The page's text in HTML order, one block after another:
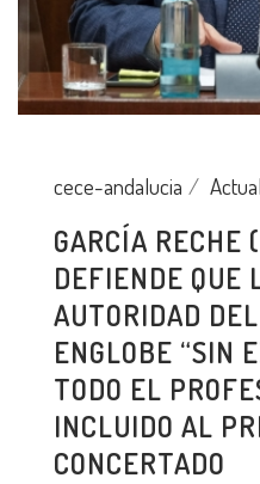
cece-andalucia
GARCÍA RECHE
DEFIENDE QUE
AUTORIDAD
ENGLOBE “SIN
TODO EL
INCLUIDO AL
CONCERTADO